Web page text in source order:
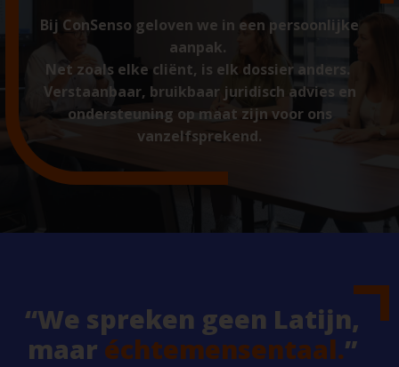
Bij ConSenso geloven we in een persoonlijke
aanpak.
Net zoals elke cliënt, is elk dossier anders.
Verstaanbaar, bruikbaar juridisch advies en
ondersteuning op maat zijn voor ons
vanzelfsprekend.
“We spreken geen Latijn,
maar échtemensentaal.”